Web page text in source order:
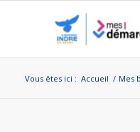
Vous êtes ici : Accueil / Mes